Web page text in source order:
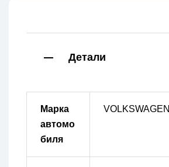
Детали
Марка
автомо
биля
VOLKSWAGEN